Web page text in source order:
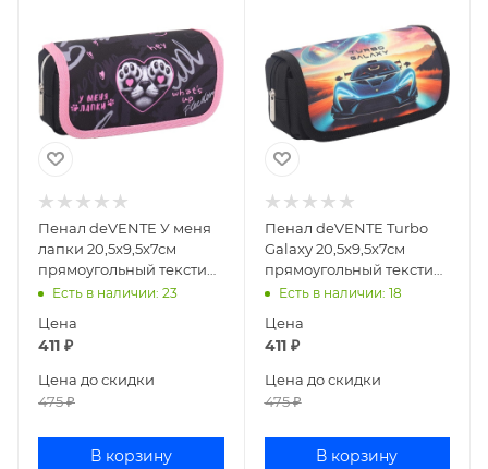
Пенал deVENTE У меня
лапки 20,5x9,5х7см
прямоугольный текстиль
7020607
Есть в наличии: 23
Цена
411 ₽
Цена до скидки
475₽
В корзину
Пенал deVENTE Turbo
Galaxy 20,5x9,5х7см
прямоугольный текстиль
7020606
Есть в наличии: 18
Цена
411₽
Цена до скидки
475₽
В корзину